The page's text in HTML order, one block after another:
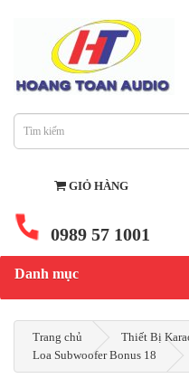
GIỎ HÀNG
0989 57 1001
Danh mục
Trang chủ Thiết Bị
Loa Subwoofer Bonus 18